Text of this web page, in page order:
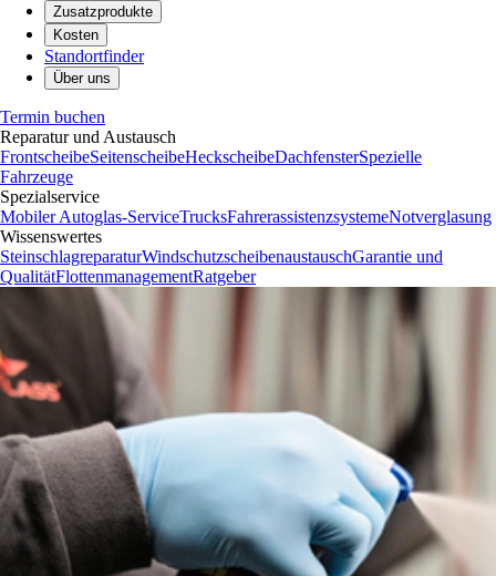
Zusatzprodukte
Kosten
Standortfinder
Über uns
Termin buchen
Reparatur und Austausch
FrontscheibeSeitenscheibeHeckscheibeDachfensterSpezielle
Fahrzeuge
Spezialservice
Mobiler Autoglas-ServiceTrucksFahrerassistenzsystemeNotverglasung
Wissenswertes
SteinschlagreparaturWindschutzscheibenaustauschGarantie und
QualitätFlottenmanagementRatgeber